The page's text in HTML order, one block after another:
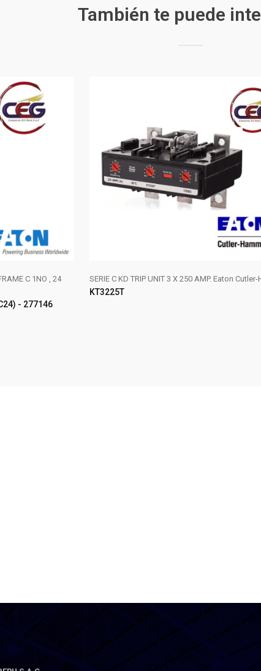
También te puede
C 1NO , 24
- 277146
SERIE C KD TRIP UNIT 3 X 250 AMP. Eaton
KT3225T